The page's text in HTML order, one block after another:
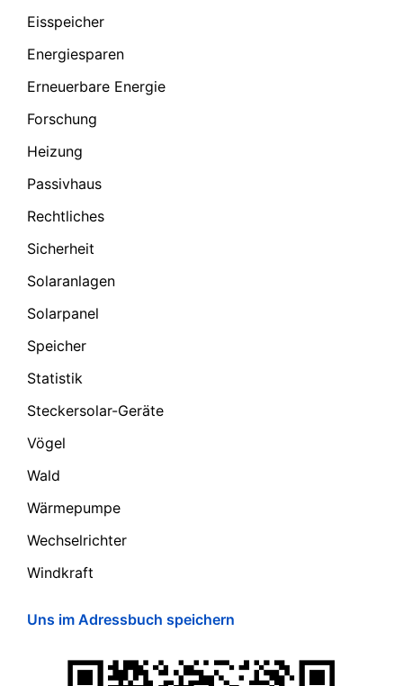
Eisspeicher
Energiesparen
Erneuerbare Energie
Forschung
Heizung
Passivhaus
Rechtliches
Sicherheit
Solaranlagen
Solarpanel
Speicher
Statistik
Steckersolar-Geräte
Vögel
Wald
Wärmepumpe
Wechselrichter
Windkraft
Uns im Adressbuch speichern